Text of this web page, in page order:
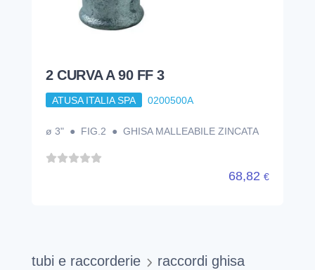
2 CURVA A 90 FF 3
ATUSA ITALIA SPA 0200500A
ø 3" ● FIG.2 ● GHISA MALLEABILE ZINCATA
68,82 €
tubi e raccorderie
raccordi ghisa